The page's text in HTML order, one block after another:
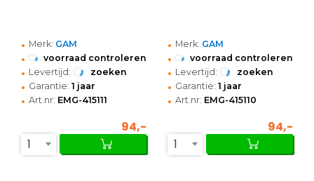
• Merk: GAM
• voorraad controleren
• Levertijd: zoeken
• Garantie: 1 jaar
• Art.nr: EMG-415111
94,-
1
• Merk: GAM
• voorraad controleren
• Levertijd: zoeken
• Garantie: 1 jaar
• Art.nr: EMG-415110
94,-
1